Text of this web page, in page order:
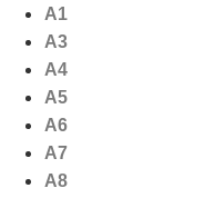
naar
inhoud
A1
A3
A4
A5
A6
A7
A8